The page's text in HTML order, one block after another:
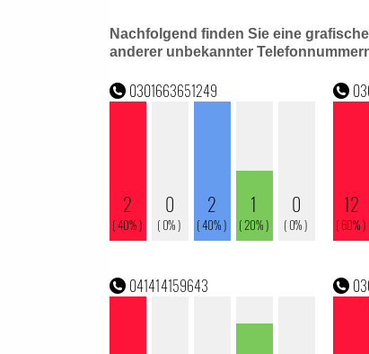
Nachfolgend finden Sie eine
anderer unbekannter